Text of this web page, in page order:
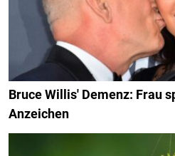
Bruce Willis' Demenz: Frau
Anzeichen